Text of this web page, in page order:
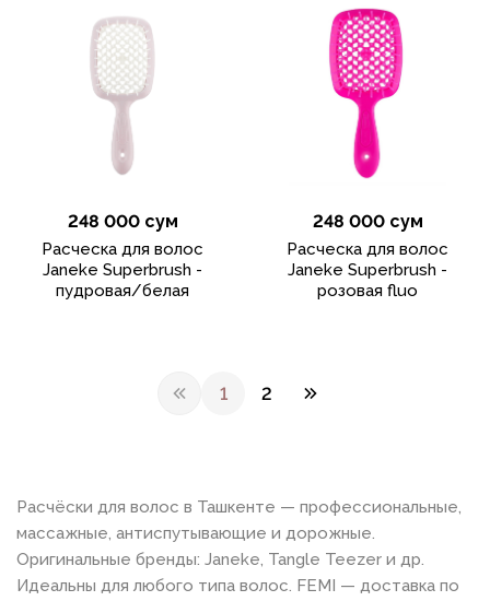
248 000 сум
Расческа для волос
Janeke Superbrush -
пудровая/белая
248 000 сум
Расческа для волос
Janeke Superbrush -
розовая fluo
1 2
Расчёски для волос в Ташкенте — профессиональные,
массажные, антиспутывающие и дорожные.
Оригинальные бренды: Janeke, Tangle Teezer и др.
Идеальны для любого типа волос. FEMI — доставка по